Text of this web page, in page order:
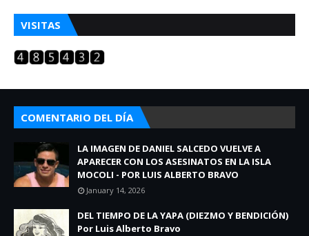
VISITAS
COMENTARIO DEL DÍA
LA IMAGEN DE DANIEL SALCEDO VUELVE A
APARECER CON LOS ASESINATOS EN LA ISLA
MOCOLI - POR LUIS ALBERTO BRAVO
January 14, 2026
DEL TIEMPO DE LA YAPA (DIEZMO Y BENDICIÓN)
Por Luis Alberto Bravo